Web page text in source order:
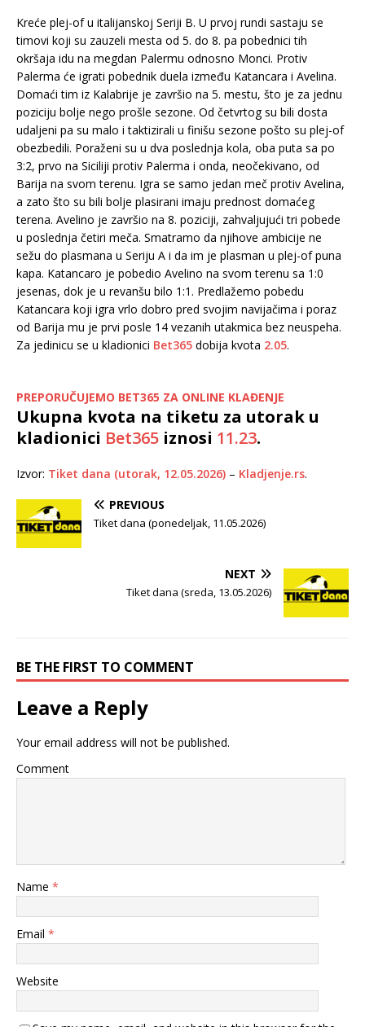
Kreće plej-of u italijanskoj Seriji B. U prvoj rundi sastaju se
timovi koji su zauzeli mesta od 5. do 8. pa pobednici tih
okršaja idu na megdan Palermu odnosno Monci. Protiv
Palerma će igrati pobednik duela između Katancara i Avelina.
Domaći tim iz Kalabrije je završio na 5. mestu, što je za jednu
poziciju bolje nego prošle sezone. Od četvrtog su bili dosta
udaljeni pa su malo i taktizirali u finišu sezone pošto su plej-of
obezbedili. Poraženi su u dva poslednja kola, oba puta sa po
3:2, prvo na Siciliji protiv Palerma i onda, neočekivano, od
Barija na svom terenu. Igra se samo jedan meč protiv Avelina,
a zato što su bili bolje plasirani imaju prednost domaćeg
terena. Avelino je završio na 8. poziciji, zahvaljujući tri pobede
u poslednja četiri meča. Smatramo da njihove ambicije ne
sežu do plasmana u Seriju A i da im je plasman u plej-of puna
kapa. Katancaro je pobedio Avelino na svom terenu sa 1:0
jesenas, dok je u revanšu bilo 1:1. Predlažemo pobedu
Katancara koji igra vrlo dobro pred svojim navijačima i poraz
od Barija mu je prvi posle 14 vezanih utakmica bez neuspeha.
Za jedinicu se u kladionici Bet365 dobija kvota 2.05.
PREPORUČUJEMO BET365 ZA ONLINE KLAĐENJE
Ukupna kvota na tiketu za utorak u
kladionici Bet365 iznosi 11.23.
Izvor: Tiket dana (utorak, 12.05.2026) – Kladjenje.rs.
PREVIOUS
Tiket dana (ponedeljak, 11.05.2026)
NEXT
Tiket dana (sreda, 13.05.2026)
BE THE FIRST TO COMMENT
Leave a Reply
Your email address will not be published.
Comment
Name *
Email *
Website